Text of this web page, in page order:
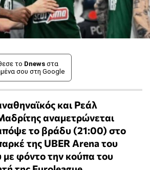
το Dnews στα
σου στη Google
και Ρεάλ
αναμετρώνεται
το βράδυ (21:00) στο
της UBER Arena του
με φόντο την κούπα του